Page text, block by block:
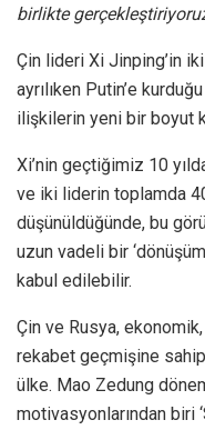
birlikte
Çin lideri Xi Jinping’in
ayrılıken Putin’e
ilişkilerin yeni bir boyut
Xi’nin geçtiğimiz 10
ve iki liderin toplamda
düşünüldüğünde, bu
uzun vadeli bir
kabul edilebilir.
Çin ve Rusya,
rekabet geçmişine
ülke. Mao Zedung
motivasyonlarından biri